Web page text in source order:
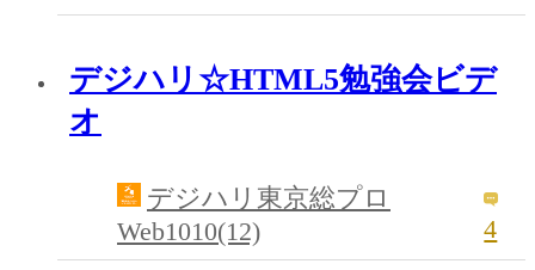
デジハリ☆HTML5勉強会ビデ
オ
デジハリ東京総プロ
Web1010(12)
4